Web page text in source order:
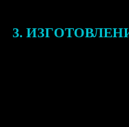
3.
Оплатите заказ
оплаты получите
описанием заказа.